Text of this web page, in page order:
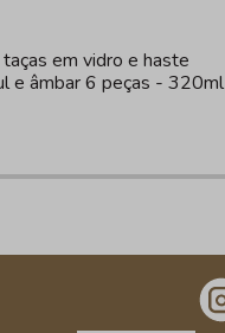
em vidro e haste
e âmbar 6 peças - 320ml